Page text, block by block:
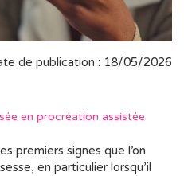
de publication : 18/05/2026
en procréation assistée
premiers signes que l’on
en particulier lorsqu’il